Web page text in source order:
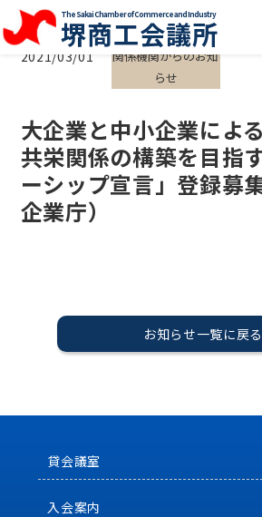
The Sakai Chamber of Commerce and Industry
堺商工会議所
2021/03/01
関係機関からのお知
らせ
大企業と中小企業によ
共栄関係の構築を目指
ーシップ宣言」登録募
企業庁）
お知らせ一覧に戻る
貸会議室
入会案内